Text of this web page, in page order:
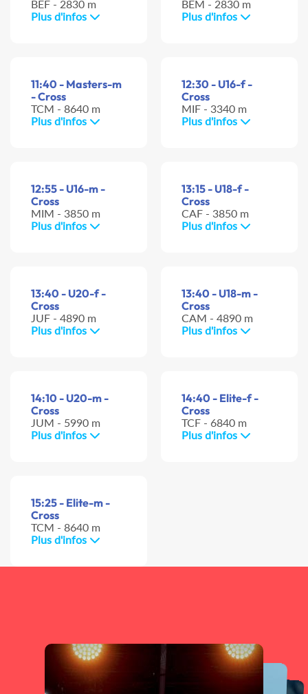
BEF - 2830 m
Plus d'infos
BEM - 2830 m
Plus d'infos
11:40 - Masters-m
- Cross
TCM - 8640 m
Plus d'infos
12:30 - U16-f -
Cross
MIF - 3340 m
Plus d'infos
12:55 - U16-m -
Cross
MIM - 3850 m
Plus d'infos
13:15 - U18-f -
Cross
CAF - 3850 m
Plus d'infos
13:40 - U20-f -
Cross
JUF - 4890 m
Plus d'infos
13:40 - U18-m -
Cross
CAM - 4890 m
Plus d'infos
14:10 - U20-m -
Cross
JUM - 5990 m
Plus d'infos
14:40 - Elite-f -
Cross
TCF - 6840 m
Plus d'infos
15:25 - Elite-m -
Cross
TCM - 8640 m
Plus d'infos